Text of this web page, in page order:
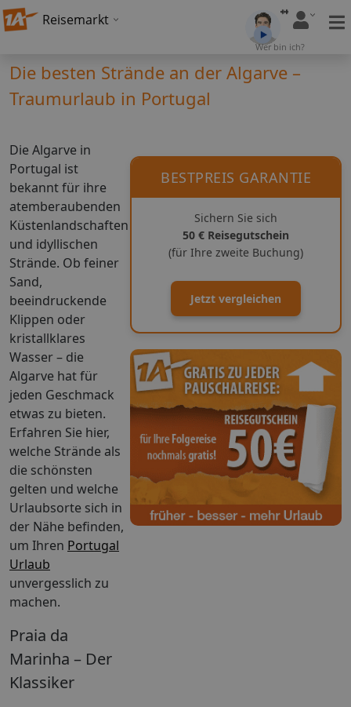
Reisemarkt
Wer bin ich?
Die besten Strände an der Algarve –
Traumurlaub in Portugal
Die Algarve in
Portugal ist
bekannt für ihre
atemberaubenden
Küstenlandschaften
und idyllischen
Strände. Ob feiner
Sand,
beeindruckende
Klippen oder
kristallklares
Wasser – die
Algarve hat für
jeden Geschmack
etwas zu bieten.
Erfahren Sie hier,
welche Strände als
die schönsten
gelten und welche
Urlaubsorte sich in
der Nähe befinden,
um Ihren Portugal
Urlaub
unvergesslich zu
machen.
Praia da
Marinha – Der
Klassiker
BESTPREIS GARANTIE
Sichern Sie sich
50 € Reisegutschein
(für Ihre zweite Buchung)
Jetzt vergleichen